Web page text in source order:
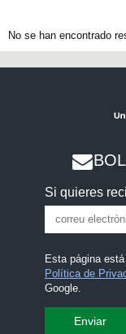
No se han encontrado
Si quieres
Esta página
Política de
Google.